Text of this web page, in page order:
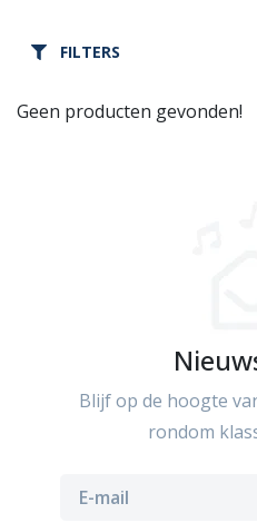
FILTERS
Geen producten gevonden!
Blijf op de hoogte
rondom